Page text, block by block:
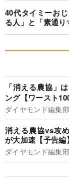
40代タイミーお
る人」と「素通
「消える農協」
ング【ワースト
ダイヤモンド編集
消える農協vs攻
が大加速【予告編
ダイヤモンド編集部